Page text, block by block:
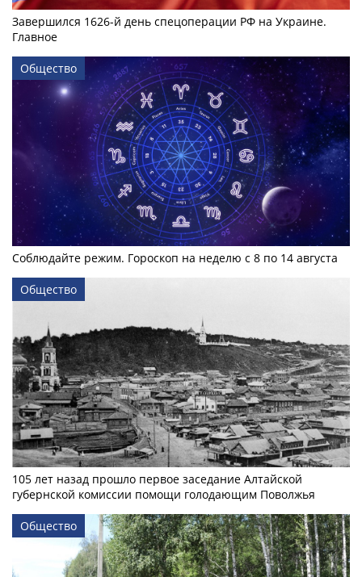
Завершился 1626-й день спецоперации РФ на Украине.
Главное
Общество
Соблюдайте режим. Гороскоп на неделю с 8 по 14 августа
Общество
105 лет назад прошло первое заседание Алтайской
губернской комиссии помощи голодающим Поволжья
Общество